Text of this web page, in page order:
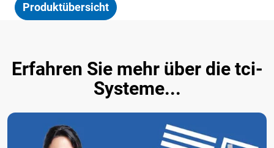
Produktübersicht
Erfahren Sie mehr über die tci-
Systeme...